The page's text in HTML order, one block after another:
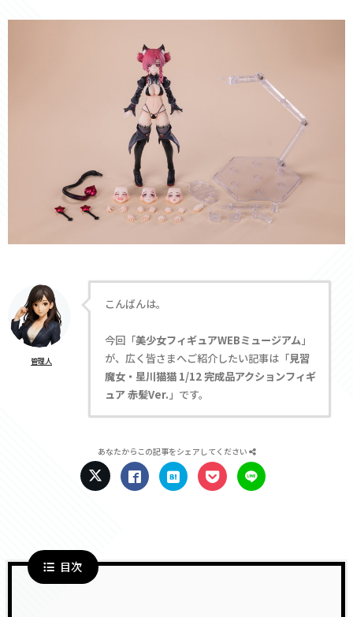
管理人
こんばんは。
今回「美少女フィギュアWEBミュージアム」
が、広く皆さまへご紹介したい記事は「見習
魔女・星川猫猫 1/12 完成品アクションフィギ
ュア 赤髪Ver. 」です。
あなたからこの記事をシェアしてください
目次